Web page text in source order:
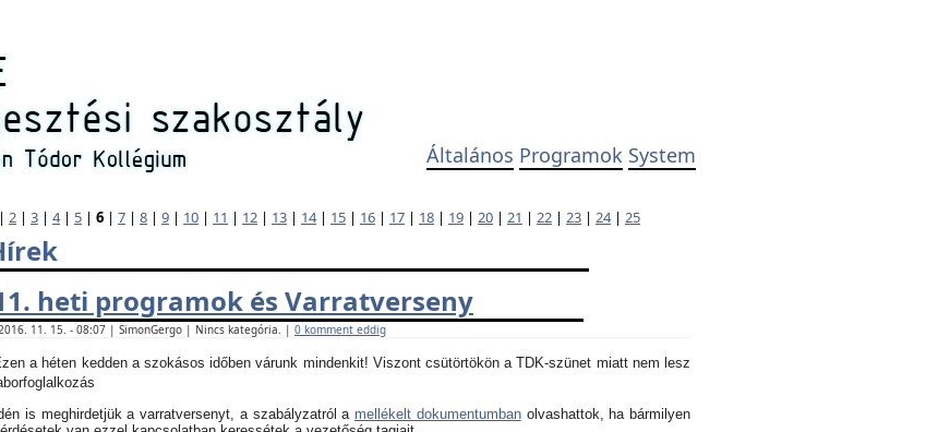
Általános Programok System
| 2 | 3 | 4| 5 | 6 | 7 | 8 | 9 | 10 | 11 | 12 | 13 | 14| 15 | 16 | 17 | 18 | 19 | 20 | 21 | 22 | 23 | 24| 25
heti programok és Varratverseny
11. 15. - 08:07 | SimonGergo | Nincs kategória. | 0 komment eddig
a héten kedden a szokásos időben várunk mindenkit! Viszont csütörtökön a TDK-szünet miatt nem lesz
is meghirdetjük a varratversenyt, a szabályzatról a mellékelt dokumentumbanolvashattok, ha bármilyen